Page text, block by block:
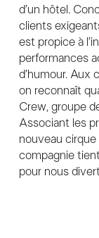
d’un hôtel.
clients
est propice à
performances
d’humour. Aux
on reconnaît
Crew, groupe
Associant les
nouveau cirque
compagnie
pour nous